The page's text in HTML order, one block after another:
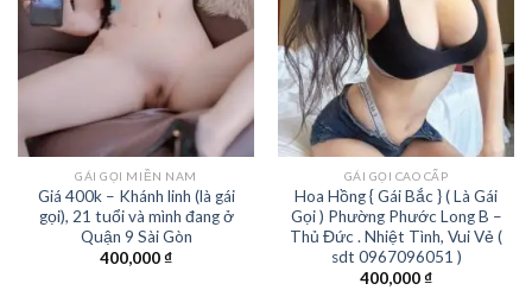
GÁI GỌI MIỀN NAM
Giá 400k – Khánh linh (là gái
gọi), 21 tuổi và mình đang ở
Quận 9 Sài Gòn
400,000₫
GÁI GỌI CAO CẤP
Hoa Hồng { Gái Bắc } ( Là Gái
Gọi ) Phường Phước Long B –
Thủ Đức . Nhiệt Tình, Vui Vẻ (
sdt 0967096051 )
400,000₫